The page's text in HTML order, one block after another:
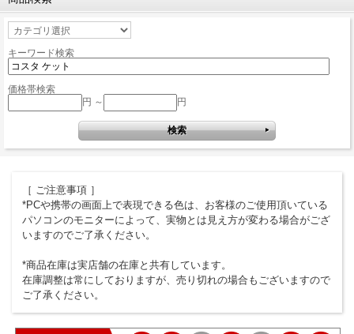
キーワード検索
価格帯検索
円 ～
円
［ ご注意事項 ］
*PCや携帯の画面上で表現できる色は、お客様のご使用頂いている
パソコンのモニターによって、実物とは見え方が変わる場合がござ
いますのでご了承ください。
*商品在庫は実店舗の在庫と共有しています。
在庫調整は常にしておりますが、売り切れの場合もございますので
ご了承ください。